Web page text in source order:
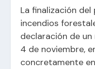
La finalización
incendios
declaración de
4 de noviembre,
concretamente